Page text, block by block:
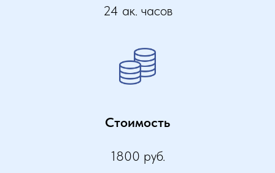
24 ак. часов
Стоимость
1800 руб.